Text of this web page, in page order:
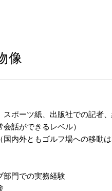
像
スポーツ紙、出版社での記者
会話ができるレベル）
国内外ともゴルフ場への移動
部門での実務経験